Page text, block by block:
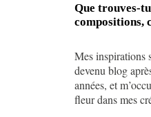
Que trouves-
compositions,
Mes inspirations
devenu blog
années, et
fleur dans mes